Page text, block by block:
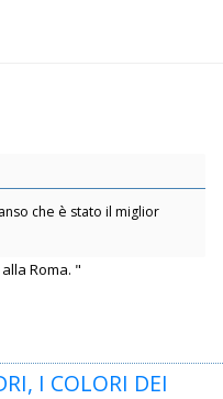
che è stato il miglior
Roma. "
I COLORI DEI